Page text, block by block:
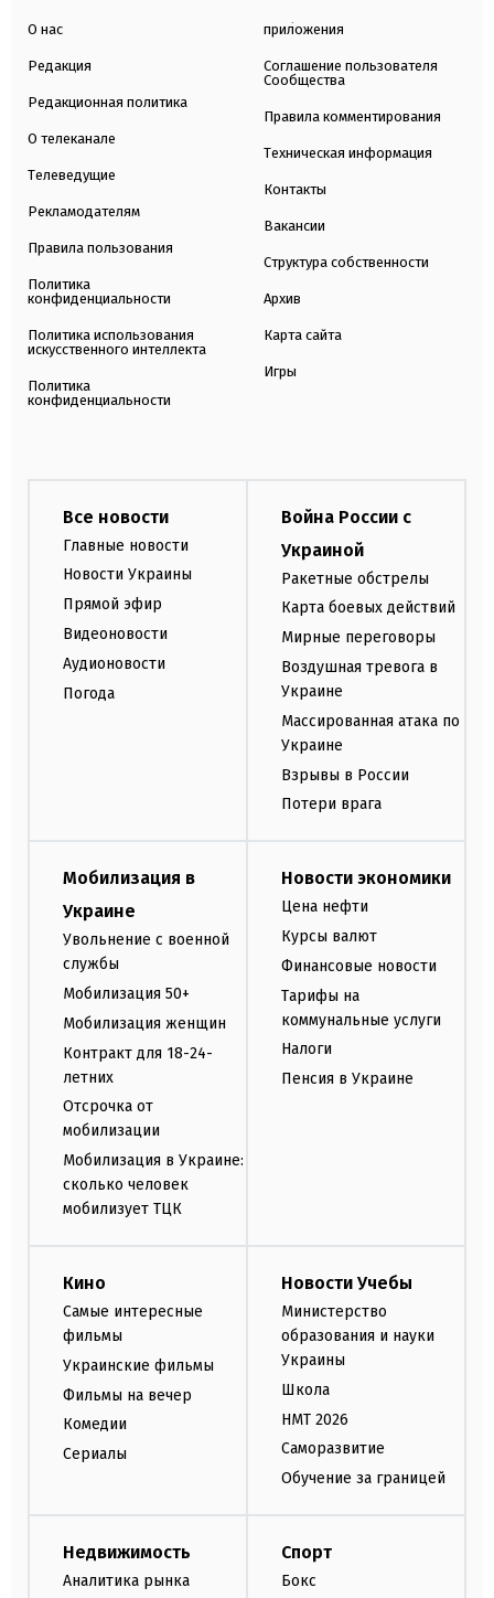
О нас
Редакция
Редакционная политика
О телеканале
Телеведущие
Рекламодателям
Правила пользования
Политика
конфиденциальности
Политика использования
искусственного интеллекта
Политика
конфиденциальности
приложения
Соглашение пользователя
Сообщества
Правила комментирования
Техническая информация
Контакты
Вакансии
Структура собственности
Архив
Карта сайта
Игры
Все новости
Главные новости
Новости Украины
Прямой эфир
Видеоновости
Аудионовости
Погода
Война России с
Украиной
Ракетные обстрелы
Карта боевых действий
Мирные переговоры
Воздушная тревога в
Украине
Массированная атака по
Украине
Взрывы в России
Потери врага
Мобилизация в
Украине
Увольнение с военной
службы
Мобилизация 50+
Мобилизация женщин
Контракт для 18-24-
летних
Отсрочка от
мобилизации
Мобилизация в Украине:
сколько человек
мобилизует ТЦК
Новости экономики
Цена нефти
Курсы валют
Финансовые новости
Тарифы на
коммунальные услуги
Налоги
Пенсия в Украине
Кино
Самые интересные
фильмы
Украинские фильмы
Фильмы на вечер
Комедии
Сериалы
Новости Учебы
Министерство
образования и науки
Украины
Школа
НМТ 2026
Саморазвитие
Обучение за границей
Недвижимость
Аналитика рынка
Спорт
Бокс